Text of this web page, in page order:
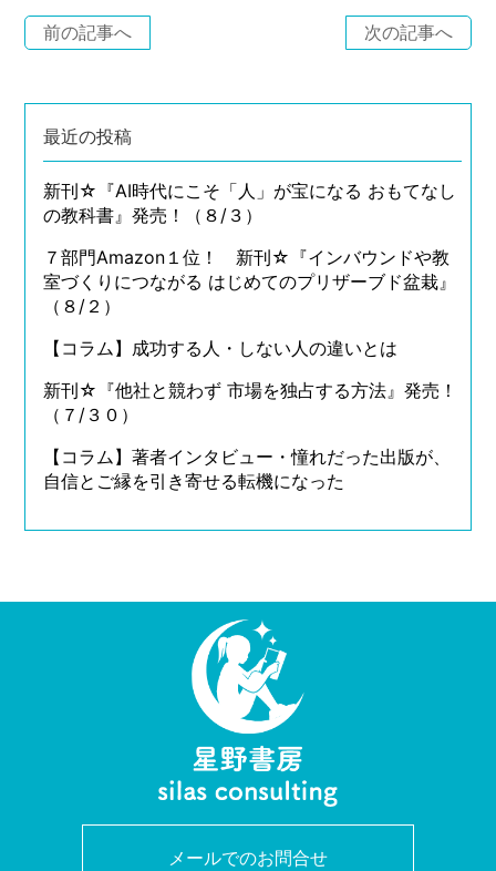
前の記事へ 次の記事へ
最近の投稿
新刊☆『AI時代にこそ「人」が宝になる おもてなし
の教科書』発売！（８/３）
７部門Amazon１位！ 新刊☆『インバウンドや教
室づくりにつながる はじめてのプリザーブド盆栽』
（８/２）
【コラム】成功する人・しない人の違いとは
新刊☆『他社と競わず 市場を独占する方法』発売！
（７/３０）
【コラム】著者インタビュー・憧れだった出版が、
自信とご縁を引き寄せる転機になった
メールでのお問合せ